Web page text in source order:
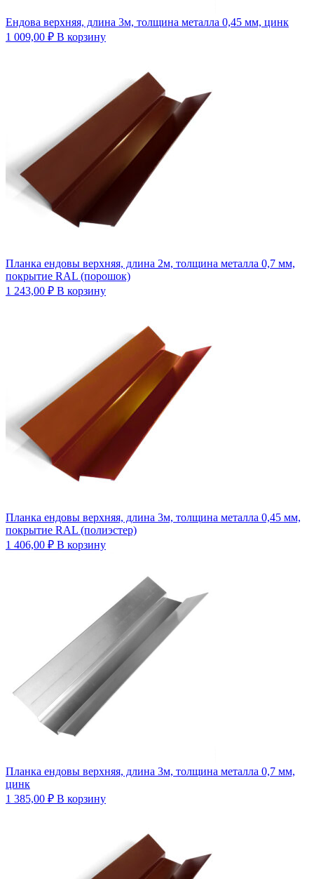
Ендова верхняя, длина 3м, толщина металла 0,45 мм, цинк
1 009,00 ₽ В корзину
Планка ендовы верхняя, длина 2м, толщина металла 0,7 мм,
покрытие RAL (порошок)
1 243,00 ₽ В корзину
Планка ендовы верхняя, длина 3м, толщина металла 0,45 мм,
покрытие RAL (полиэстер)
1 406,00 ₽ В корзину
Планка ендовы верхняя, длина 3м, толщина металла 0,7 мм,
цинк
1 385,00 ₽ В корзину